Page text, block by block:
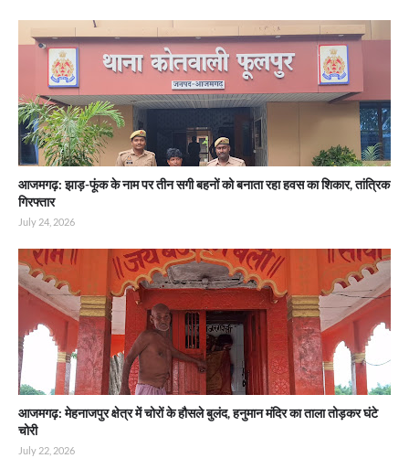
आजमगढ़: झाड़-फूंक के नाम पर तीन सगी बहनों को बनाता रहा हवस का शिकार, तांत्रिक
गिरफ्तार
July 24, 2026
आजमगढ़: मेहनाजपुर क्षेत्र में चोरों के हौसले बुलंद, हनुमान मंदिर का ताला तोड़कर घंटे
चोरी
July 22, 2026